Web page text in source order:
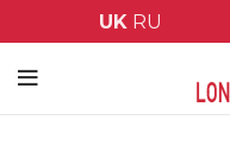
UK RU